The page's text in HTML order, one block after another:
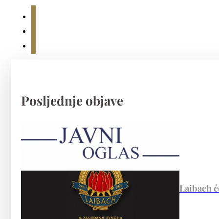
Posljednje objave
Laibach